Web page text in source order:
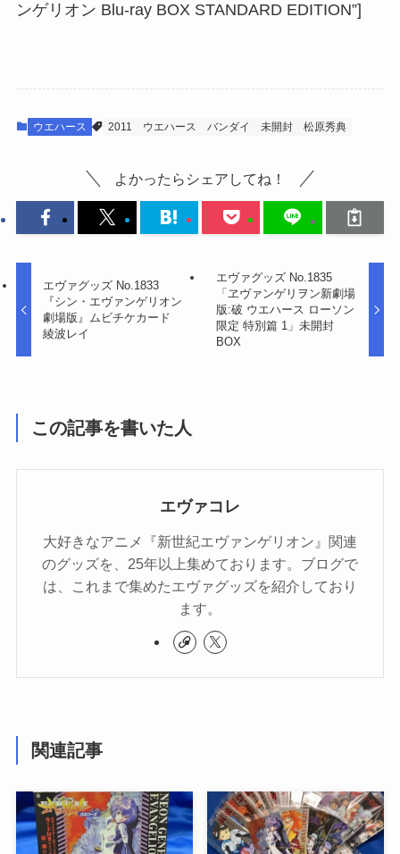
ンゲリオン Blu-ray BOX STANDARD EDITION”]
ウエハース 2011 ウエハース バンダイ 未開封 松原秀典
よかったらシェアしてね！
エヴァグッズ No.1833
『シン・エヴァンゲリオン
劇場版』ムビチケカード
綾波レイ
エヴァグッズ No.1835
「ヱヴァンゲリヲン新劇場
版:破 ウエハース ローソン
限定 特別篇 1」未開封
BOX
この記事を書いた人
エヴァコレ
大好きなアニメ『新世紀エヴァンゲリオン』関連
のグッズを、25年以上集めております。ブログで
は、これまで集めたエヴァグッズを紹介しており
ます。
関連記事